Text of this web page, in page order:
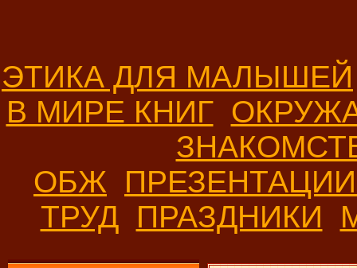
ЭТИКА ДЛЯ МАЛЫШЕЙ
В МИРЕ КНИГ
ОБЖ
ТРУД ПРАЗДНИКИ